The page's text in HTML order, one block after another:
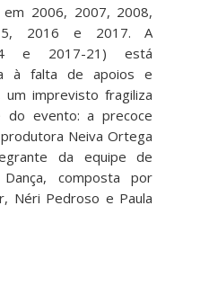
2006, 2007, 2008,
2016 e 2017. A
14 e 2017-21) está
à falta de apoios e
um imprevisto fragiliza
do evento: a precoce
Neiva Ortega
da equipe de
composta por
Néri Pedroso e Paula